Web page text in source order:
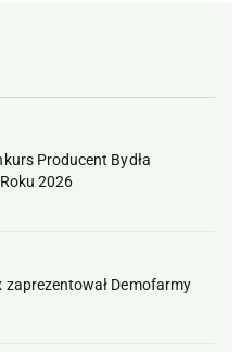
Producent Bydła
2026
zaprezentował Demofarmy